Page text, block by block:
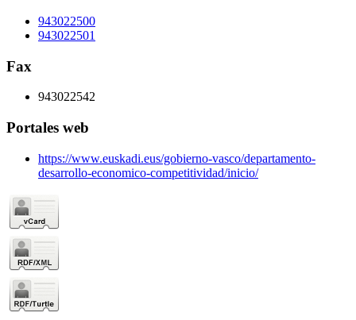
943022500
943022501
Fax
943022542
Portales web
https://www.euskadi.eus/gobierno-vasco/departamento-
desarrollo-economico-competitividad/inicio/